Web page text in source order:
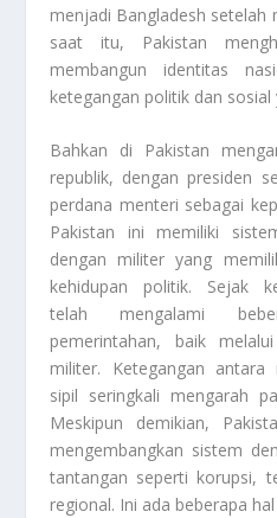
menjadi Bangladesh setelah
saat itu, Pakistan
membangun identitas
ketegangan politik dan
Bahkan di Pakistan
republik, dengan presiden
perdana menteri sebagai
Pakistan ini memiliki
dengan militer yang
kehidupan politik. Sejak
telah mengalami
pemerintahan, baik
militer. Ketegangan
sipil seringkali mengarah
Meskipun demikian,
mengembangkan sistem
tantangan seperti korupsi,
regional. Ini ada beberapa